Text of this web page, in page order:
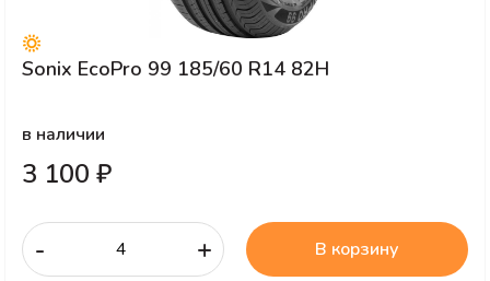
Sonix EcoPro 99 185/60 R14 82H
в наличии
3 100 ₽
- + В корзину